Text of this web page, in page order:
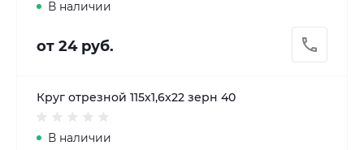
В наличии
от 24 руб.
Круг отрезной 115х1,6х22 зерн 40
В наличии